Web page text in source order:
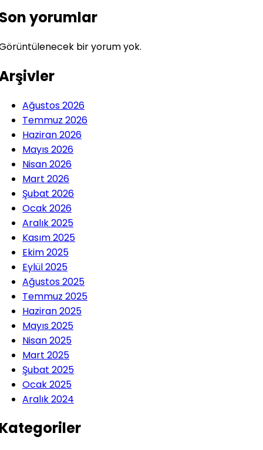
yorumlar
bir yorum yok.
Ağustos 2026
Temmuz 2026
Haziran 2026
Mayıs 2026
Nisan 2026
Mart 2026
Şubat 2026
Ocak 2026
Aralık 2025
Kasım 2025
Ekim 2025
Eylül 2025
Ağustos 2025
Temmuz 2025
Haziran 2025
Mayıs 2025
Nisan 2025
Mart 2025
Şubat 2025
Ocak 2025
Aralık 2024